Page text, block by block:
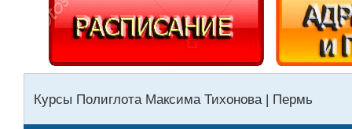
Курсы Полиглота Максима Тихонова | Пермь